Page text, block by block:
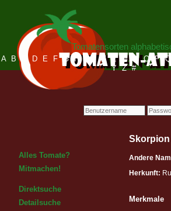
Tomatensorten
A B C D E F G H I J K L M N O P Q
Y Z #
Alles Tomate?
Mitmachen!
Direktsuche
Detailsuche
Skorpion
Andere
Herkunft:
Merkmale